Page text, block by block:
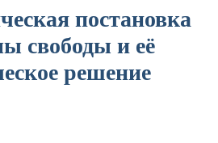
постановка
свободы и её
решение